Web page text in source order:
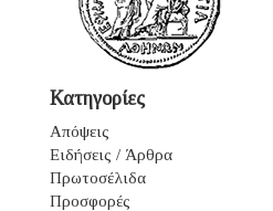
Κατηγορίες
Απόψεις
Ειδήσεις / Άρθρα
Πρωτοσέλιδα
Προσφορές